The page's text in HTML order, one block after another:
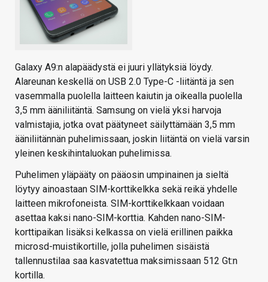
Galaxy A9:n alapäädystä ei juuri yllätyksiä löydy.
Alareunan keskellä on USB 2.0 Type-C -liitäntä ja sen
vasemmalla puolella laitteen kaiutin ja oikealla puolella
3,5 mm ääniliitäntä. Samsung on vielä yksi harvoja
valmistajia, jotka ovat päätyneet säilyttämään 3,5 mm
ääniliitännän puhelimissaan, joskin liitäntä on vielä varsin
yleinen keskihintaluokan puhelimissa.
Puhelimen yläpääty on pääosin umpinainen ja sieltä
löytyy ainoastaan SIM-korttikelkka sekä reikä yhdelle
laitteen mikrofoneista. SIM-korttikelkkaan voidaan
asettaa kaksi nano-SIM-korttia. Kahden nano-SIM-
korttipaikan lisäksi kelkassa on vielä erillinen paikka
microsd-muistikortille, jolla puhelimen sisäistä
tallennustilaa saa kasvatettua maksimissaan 512 Gt:n
kortilla.